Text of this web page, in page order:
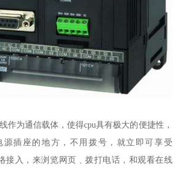
作为通信载体，使得cpu具有极大的便捷性，
源插座的地方，不用拨号，就立即可享受
接入，来浏览网页﹑拨打电话，和观看在线